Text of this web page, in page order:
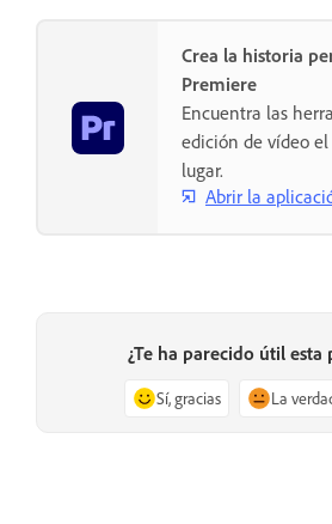
Crea la historia
Premiere
Encuentra las
edición de vídeo
lugar.
Abrir la
¿Te ha parecido útil esta
Sí, gracias La